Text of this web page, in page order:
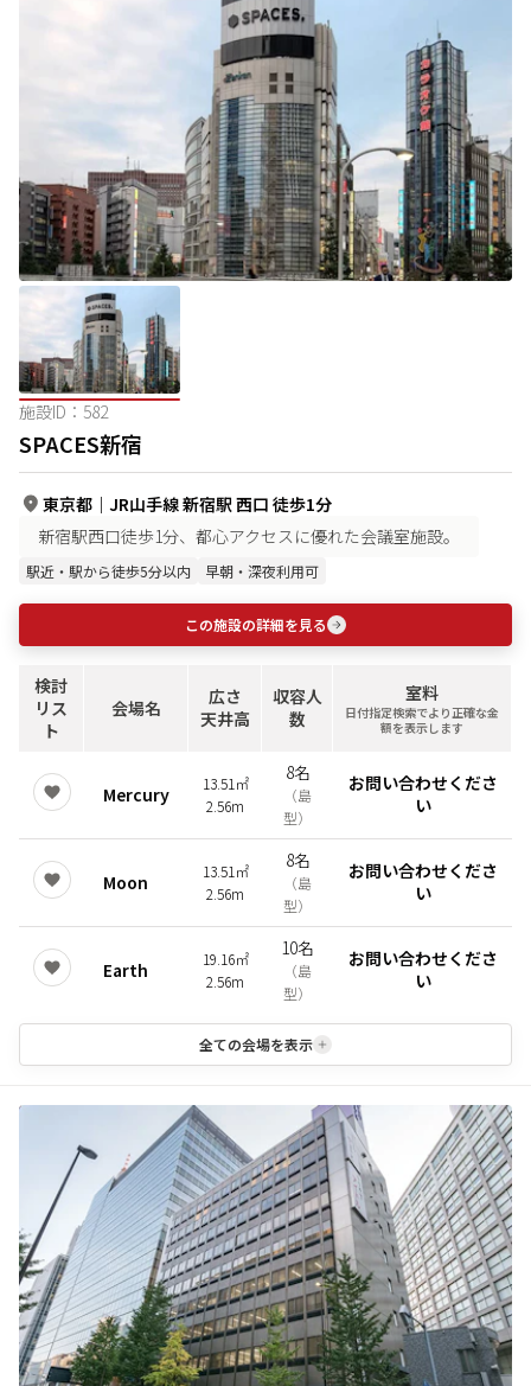
施設ID： 582
SPACES新宿
東京都 ｜ JR山手線 新宿駅 西口 徒歩1分
新宿駅西口徒歩1分、都心アクセスに優れた会議室施設。
駅近・駅から徒歩5分以内 早朝・深夜利用可
この施設の詳細を見る
検討
リス
ト
会場名
広さ
天井高
収容人
数
室料
日付指定検索でより正確な金
額を表示します
Mercury
13.51㎡
2.56m
8名
（島
型）
お問い合わせくださ
い
Moon
13.51㎡
2.56m
8名
（島
型）
お問い合わせくださ
い
Earth
19.16㎡
2.56m
10名
（島
型）
お問い合わせくださ
い
全ての会場を表示